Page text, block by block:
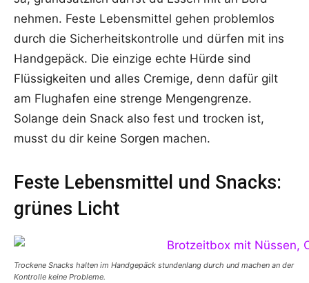
nehmen. Feste Lebensmittel gehen problemlos
durch die Sicherheitskontrolle und dürfen mit ins
Handgepäck. Die einzige echte Hürde sind
Flüssigkeiten und alles Cremige, denn dafür gilt
am Flughafen eine strenge Mengengrenze.
Solange dein Snack also fest und trocken ist,
musst du dir keine Sorgen machen.
Feste Lebensmittel und Snacks:
grünes Licht
Trockene Snacks halten im Handgepäck stundenlang durch und machen an der
Kontrolle keine Probleme.